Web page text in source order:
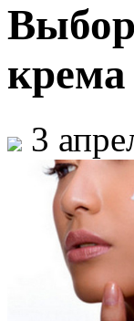
Выбор
крема
3